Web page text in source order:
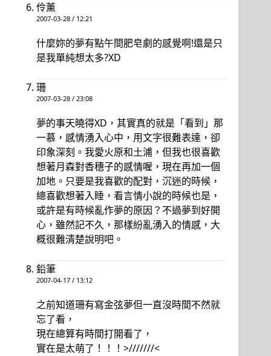
伶薰
2007-03-28 / 12:21
什麼妳的夢有點午間肥皂劇的感覺啊!還是只
是我單純想太多?XD
珊
2007-03-28 / 23:08
夢的事天曉得XD，其實真的就是「看到」那
一慕，感情湧入心中，用文字很難表達，卻
印象深刻。我愛火原和土浦，但我也很喜歡
想著月森對香穗子的感情喔，現在再加一個
加地。只要是我喜歡的配對，沉迷的時候，
總喜歡想著入睡，看言情小說的時候也是，
或許是有時候亂作夢的原因？不過夢到好開
心，雖然記不久，那樣紛亂湧入的情感，大
概很難清楚說明吧。
鉛筆
2007-04-17 / 13:12
之前知道珊有寫金弦夢但一直沒時間不然就
忘了看，
現在總算有時間打開看了，
實在是太萌了！！！>///////<